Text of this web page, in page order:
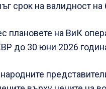
срок на валидност на
плановете на ВиК
до 30 юни 2026